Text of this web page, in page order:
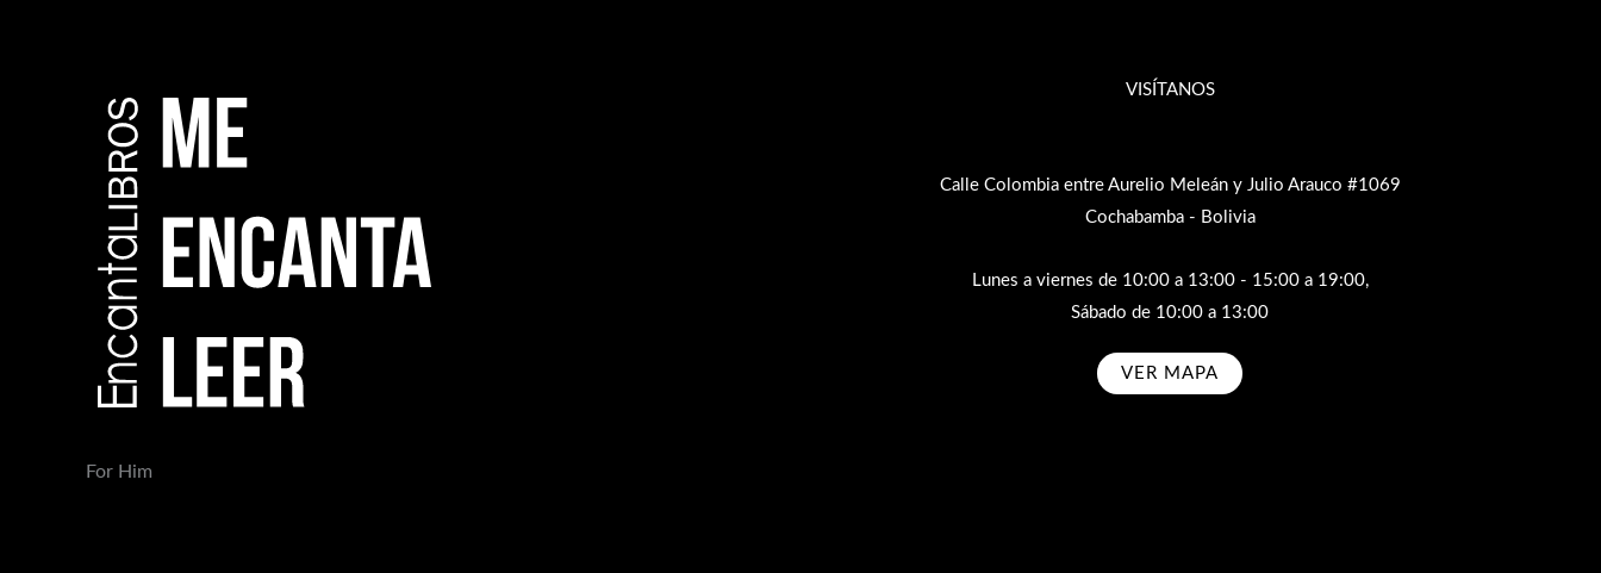
For Him
VISÍTANOS
Calle Colombia entre Aurelio Meleán y Julio Arauco #1069
Cochabamba - Bolivia
Lunes a viernes de 10:00 a 13:00 - 15:00 a 19:00,
Sábado de 10:00 a 13:00
VER MAPA